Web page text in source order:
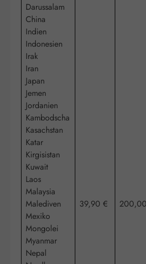
Darussalam
China
Indien
Indonesien
Irak
Iran
Japan
Jemen
Jordanien
Kambodscha
Kasachstan
Katar
Kirgisistan
Kuwait
Laos
Malaysia
Malediven
Mexiko
Mongolei
Myanmar
Nepal
39,90 €